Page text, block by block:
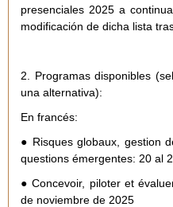
presenciales 2025 a
modificación de dicha lista
2. Programas disponibles
una alternativa):
En francés:
● Risques globaux, gestion
questions émergentes: 20 al
● Concevoir, piloter et
de noviembre de 2025